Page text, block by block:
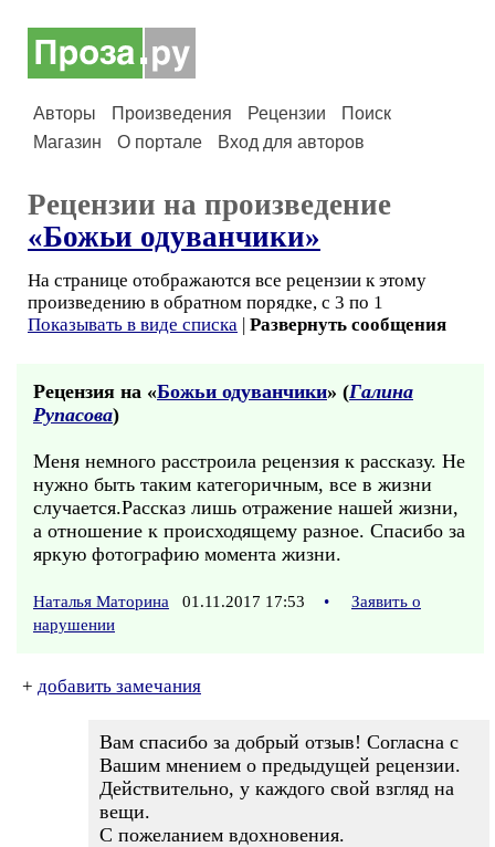
Авторы Произведения Рецензии
Поиск
Магазин
О портале Вход для авторов
Рецензии на произведение
«Божьи одуванчики»
На странице отображаются все рецензии к этому
произведению в обратном порядке, с 3 по 1
Показывать в виде списка | Развернуть сообщения
Рецензия на «Божьи одуванчики» (Галина
Рупасова)
Меня немного расстроила рецензия к рассказу. Не
нужно быть таким категоричным, все в жизни
случается.Рассказ лишь отражение нашей жизни,
а отношение к происходящему разное. Спасибо за
яркую фотографию момента жизни.
Наталья Маторина 01.11.2017 17:53 •
Заявить о
нарушении
+ добавить замечания
Вам спасибо за добрый отзыв! Согласна с
Вашим мнением о предыдущей рецензии.
Действительно, у каждого свой взгляд на
вещи.
С пожеланием вдохновения.